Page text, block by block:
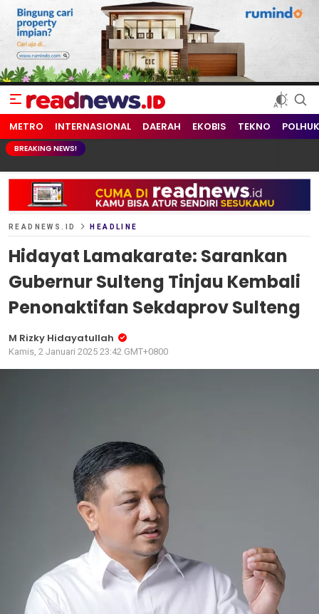
readnews.id
Berita Terkini, Update Terbaru Hari ini dari Indonesia dan Dunia
METRO INTERNASIONAL DAERAH EKOBIS TEKNO
BREAKING NEWS!
READNEWS.ID HEADLINE
Hidayat Lamakarate: Sarankan
Gubernur Sulteng Tinjau Kembali
Penonaktifan Sekdaprov Sulteng
M Rizky Hidayatullah
Kamis, 2 Januari 2025 23:42 GMT+0800